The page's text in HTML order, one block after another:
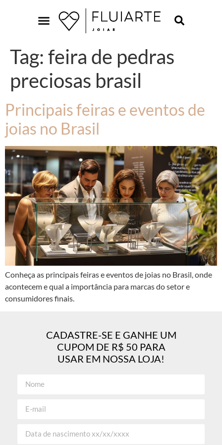
Tag: feira de pedras
preciosas brasil
Principais feiras e eventos de
joias no Brasil
Conheça as principais feiras e eventos de joias no Brasil, onde
acontecem e qual a importância para marcas do setor e
consumidores finais.
CADASTRE-SE E GANHE UM
CUPOM DE R$ 50 PARA
USAR EM NOSSA LOJA!